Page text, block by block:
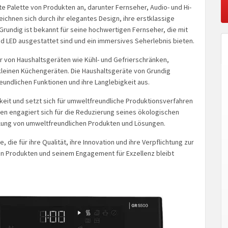
von Produkten an, darunter Fernseher, Audio- und Hi-
sich durch ihr elegantes Design, ihre erstklassige
ist bekannt für seine hochwertigen Fernseher, die mit
LED ausgestattet sind und ein immersives Seherlebnis bieten.
Haushaltsgeräten wie Kühl- und Gefrierschränken,
Küchengeräten. Die Haushaltsgeräte von Grundig
Funktionen und ihre Langlebigkeit aus.
und setzt sich für umweltfreundliche Produktionsverfahren
engagiert sich für die Reduzierung seines ökologischen
von umweltfreundlichen Produkten und Lösungen.
die für ihre Qualität, ihre Innovation und ihre Verpflichtung zur
und seinem Engagement für Exzellenz bleibt